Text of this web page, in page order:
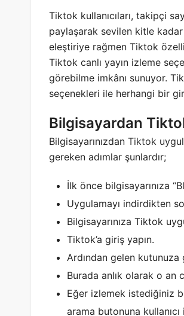
Tiktok kullanıcıları, takipçi
paylaşarak sevilen kitle
eleştiriye rağmen Tiktok
Tiktok canlı yayın izleme
görebilme imkânı sunuyor.
seçenekleri ile herhangi bir
Bilgisayardan
Bilgisayarınızdan Tiktok
gereken adımlar şunlardır;
İlk önce bilgisayarınıza
Uygulamayı indirdikten
Bilgisayarınıza Tiktok
Tiktok’a giriş yapın.
Ardından gelen kutunuza
Burada anlık olarak o an
Eğer izlemek istediğiniz
arama butonuna kullanıcı